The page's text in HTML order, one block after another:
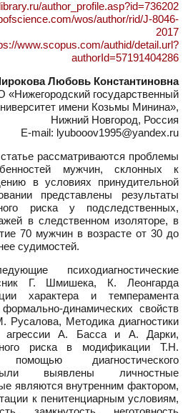
author_profile.asp?id=736202
wos/author/rid/J-8046-
2017
www.scopus.com/authid/detail.url?
authorId=57191404286
Любовь Константиновна
государственный
имени Козьмы Минина»,
Нижний Новгород, Россия
E-mail: lyubooov1995@yandex.ru
рассматриваются проблемы
мужчин, склонных к
в условиях принудительной
представлены результаты
риска у подследственных,
в следственном изоляторе, в
70 мужчин в возрасте от 30 до
судимостей.
психодиагностические
Г. Шмишека, К. Леонгарда
характера и темперамента
динамических свойств
Русалова, Методика диагностики
агрессии А. Басса и А. Дарки,
риска в модификации Т.Н.
диагностического
выявлены личностные
являются внутренним фактором,
к пенитенциарным условиям,